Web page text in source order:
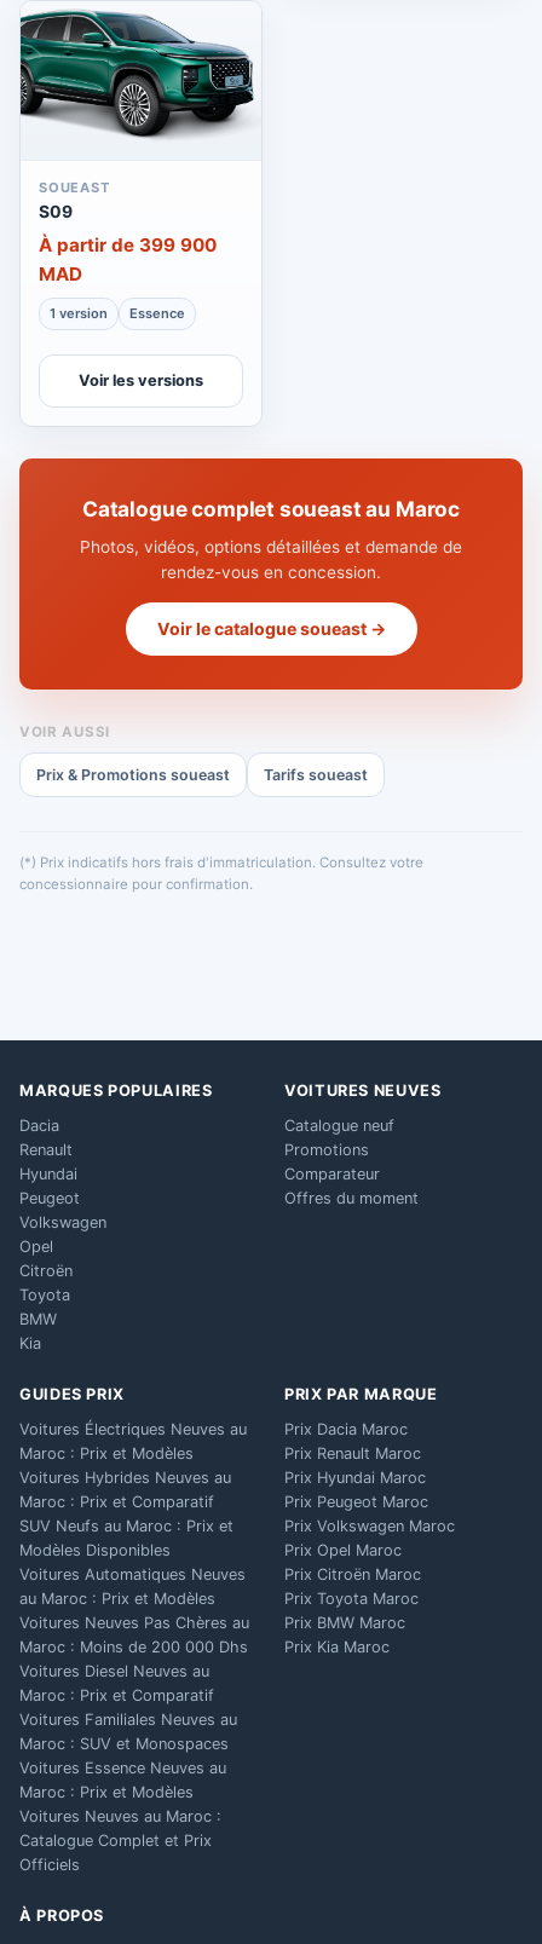
SOUEAST
S09
À partir de 399 900
MAD
1 version Essence
Voir les versions
Catalogue complet soueast au Maroc
Photos, vidéos, options détaillées et demande de
rendez-vous en concession.
Voir le catalogue soueast →
VOIR AUSSI
Prix & Promotions soueast Tarifs soueast
(*) Prix indicatifs hors frais d'immatriculation. Consultez votre
concessionnaire pour confirmation.
MARQUES POPULAIRES
Dacia
Renault
Hyundai
Peugeot
Volkswagen
Opel
Citroën
Toyota
BMW
Kia
VOITURES NEUVES
Catalogue neuf
Promotions
Comparateur
Offres du moment
GUIDES PRIX
Voitures Électriques Neuves au
Maroc : Prix et Modèles
Voitures Hybrides Neuves au
Maroc : Prix et Comparatif
SUV Neufs au Maroc : Prix et
Modèles Disponibles
Voitures Automatiques Neuves
au Maroc : Prix et Modèles
Voitures Neuves Pas Chères au
Maroc : Moins de 200 000 Dhs
Voitures Diesel Neuves au
Maroc : Prix et Comparatif
Voitures Familiales Neuves au
Maroc : SUV et Monospaces
Voitures Essence Neuves au
Maroc : Prix et Modèles
Voitures Neuves au Maroc :
Catalogue Complet et Prix
Officiels
PRIX PAR MARQUE
Prix Dacia Maroc
Prix Renault Maroc
Prix Hyundai Maroc
Prix Peugeot Maroc
Prix Volkswagen Maroc
Prix Opel Maroc
Prix Citroën Maroc
Prix Toyota Maroc
Prix BMW Maroc
Prix Kia Maroc
À PROPOS